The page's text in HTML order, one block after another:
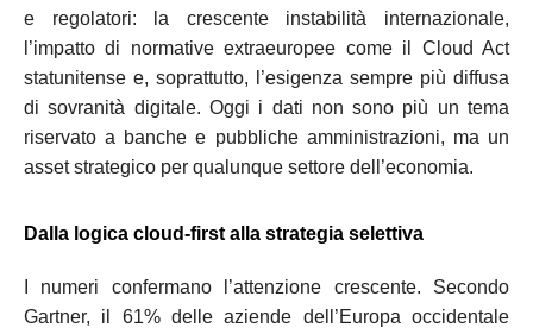
e regolatori: la crescente instabilità internazionale,
l’impatto di normative extraeuropee come il Cloud Act
statunitense e, soprattutto, l’esigenza sempre più diffusa
di sovranità digitale. Oggi i dati non sono più un tema
riservato a banche e pubbliche amministrazioni, ma un
asset strategico per qualunque settore dell’economia.
Dalla logica cloud-first alla strategia selettiva
I numeri confermano l’attenzione crescente. Secondo
Gartner, il 61% delle aziende dell’Europa occidentale